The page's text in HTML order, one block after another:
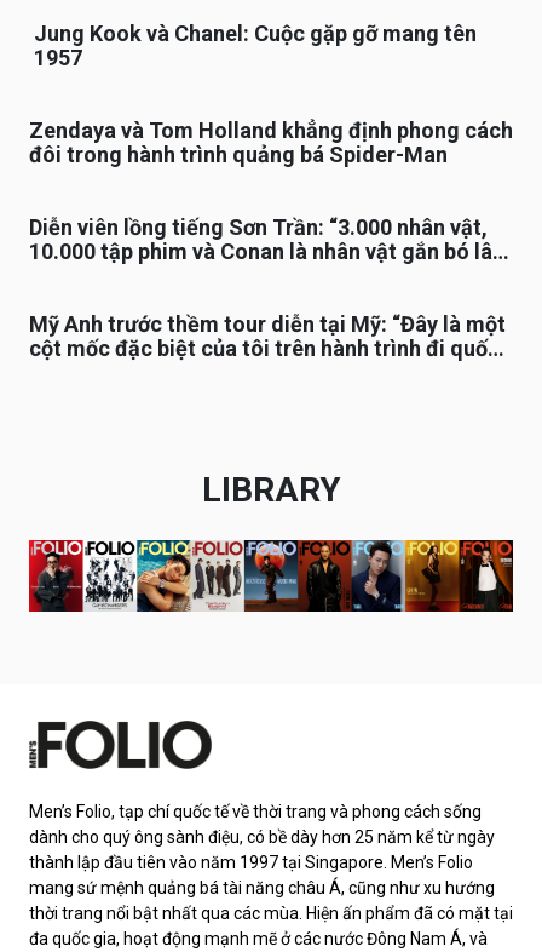
Jung Kook và Chanel: Cuộc gặp gỡ mang tên
1957
Zendaya và Tom Holland khẳng định phong cách
đôi trong hành trình quảng bá Spider-Man
Diễn viên lồng tiếng Sơn Trần: “3.000 nhân vật,
10.000 tập phim và Conan là nhân vật gắn bó lâu
Mỹ Anh trước thềm tour diễn tại Mỹ: “Đây là một
cột mốc đặc biệt của tôi trên hành trình đi quốc
LIBRARY
Men’s Folio, tạp chí quốc tế về thời trang và phong cách sống
dành cho quý ông sành điệu, có bề dày hơn 25 năm kể từ ngày
thành lập đầu tiên vào năm 1997 tại Singapore. Men’s Folio
mang sứ mệnh quảng bá tài năng châu Á, cũng như xu hướng
thời trang nổi bật nhất qua các mùa. Hiện ấn phẩm đã có mặt tại
đa quốc gia, hoạt động mạnh mẽ ở các nước Đông Nam Á, và